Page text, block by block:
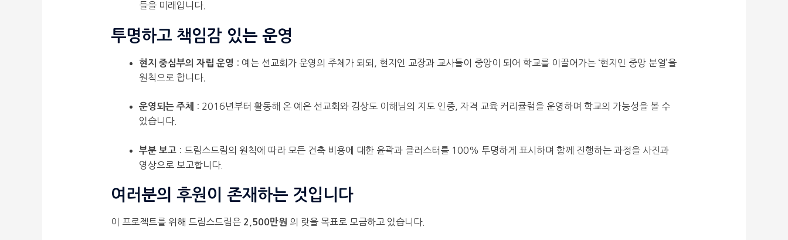
들을 미래입니다.
투명하고 책임감 있는 운영
현지 중심부의 자립 운영 : 예는 선교회가 운영의 주체가 되되, 현지인 교장과 교사들이 중앙이 되어 학교를 이끌어가는 ‘현지인 중앙 분열’을
원칙으로 합니다.
운영되는 주체
: 2016년부터 활동해 온 예은 선교회와 김상도 이해님의 지도 인증, 자격 교육 커리큘럼을 운영하며 학교의 가능성을 볼 수
있습니다.
부분 보고: 드림스드림의 원칙에 따라 모든 건축 비용에 대한 윤곽과 클러스터를 100% 투명하게 표시하며 함께 진행하는 과정을 사진과
영상으로 보고합니다.
여러분의 후원이 존재하는 것입니다
이 프로젝트를 위해 드림스드림은 2,500만원 의 랏을 목표로 모금하고 있습니다.